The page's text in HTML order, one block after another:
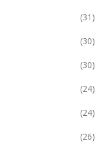
(31)
(30)
(30)
(24)
(24)
(26)